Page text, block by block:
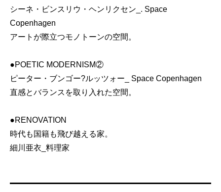
シーネ・ビンスリウ・ヘンリクセン_. Space
Copenhagen
アートが際立つモノトーンの空間。
●POETIC MODERNISM②
ピーター・ブンゴー?ルッツォー_ Space Copenhagen
直感とバランスを取り入れた空間。
●RENOVATION
時代も国籍も飛び越える家。
細川亜衣_料理家